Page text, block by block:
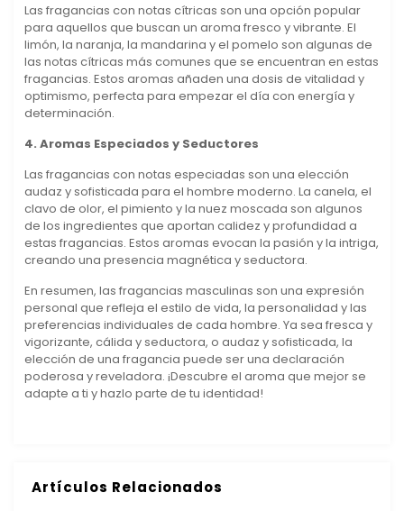
Las fragancias con notas cítricas son una opción popular
para aquellos que buscan un aroma fresco y vibrante. El
limón, la naranja, la mandarina y el pomelo son algunas de
las notas cítricas más comunes que se encuentran en estas
fragancias. Estos aromas añaden una dosis de vitalidad y
optimismo, perfecta para empezar el día con energía y
determinación.
4. Aromas Especiados y Seductores
Las fragancias con notas especiadas son una elección
audaz y sofisticada para el hombre moderno. La canela, el
clavo de olor, el pimiento y la nuez moscada son algunos
de los ingredientes que aportan calidez y profundidad a
estas fragancias. Estos aromas evocan la pasión y la intriga,
creando una presencia magnética y seductora.
En resumen, las fragancias masculinas son una expresión
personal que refleja el estilo de vida, la personalidad y las
preferencias individuales de cada hombre. Ya sea fresca y
vigorizante, cálida y seductora, o audaz y sofisticada, la
elección de una fragancia puede ser una declaración
poderosa y reveladora. ¡Descubre el aroma que mejor se
adapte a ti y hazlo parte de tu identidad!
Artículos Relacionados